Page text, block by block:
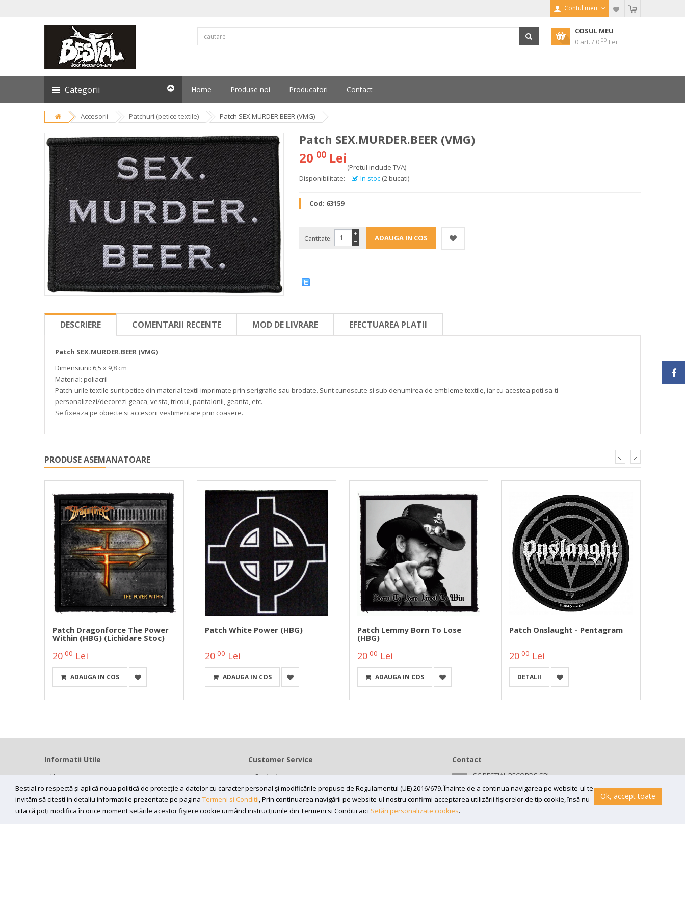
Contul meu
COSUL MEU
0 art. / 0 00 Lei
Categorii Home Produse noi Producatori Contact
Accesorii Patchuri (petice textile) Patch SEX.MURDER.BEER (VMG)
Patch SEX.MURDER.BEER (VMG)
20 00 Lei
(Pretul include TVA)
Disponibilitate:
In stoc (2 bucati)
Cod: 63159
Cantitate: −
+
DESCRIERE COMENTARII RECENTE MOD DE LIVRARE EFECTUAREA PLATII
Patch SEX.MURDER.BEER (VMG)
Dimensiuni: 6,5 x 9,8 cm
Material: poliacril
Patch-urile textile sunt petice din material textil imprimate prin serigrafie sau brodate. Sunt cunoscute si sub denumirea de embleme textile, iar cu acestea poti sa-ti
personalizezi/decorezi geaca, vesta, tricoul, pantalonii, geanta, etc.
Se fixeaza pe obiecte si accesorii vestimentare prin coasere.
PRODUSE ASEMANATOARE
Patch Dragonforce The Power
Within (HBG) (lichidare Stoc)
20 00 Lei
ADAUGA IN COS
Patch White Power (HBG)
2000 Lei
ADAUGA IN COS
Patch Lemmy Born To Lose
(HBG)
2000 Lei
ADAUGA IN COS
Patch Onslaught - Pentagram
20 00 Lei
DETALII
Bestial.ro respectă și aplică noua politică de protecție a datelor cu caracter personal și modificările propuse de Regulamentul (UE) 2016/679. Înainte de a continua navigarea pe website-ul te
invităm să citesti in detaliu informatiile prezentate pe pagina Termeni si Conditii, Prin continuarea navigării pe website-ul nostru confirmi acceptarea utilizării fişierelor de tip cookie, însă nu
uita că poți modifica în orice moment setările acestor fişiere cookie urmând instrucțiunile din Termeni si Conditii aici Setări personalizate cookies.
Ok, accept toate
Informatii Utile
Home
Modalitati livrare
Efectuarea platii
ANPC
Customer Service
Contact
Termeni si conditii
Contul meu
Contact
SC BESTIAL RECORDS SRL
Bv 16 Decembrie 1989 nr 43, in curte la Neuromed,
300218, Timisoara